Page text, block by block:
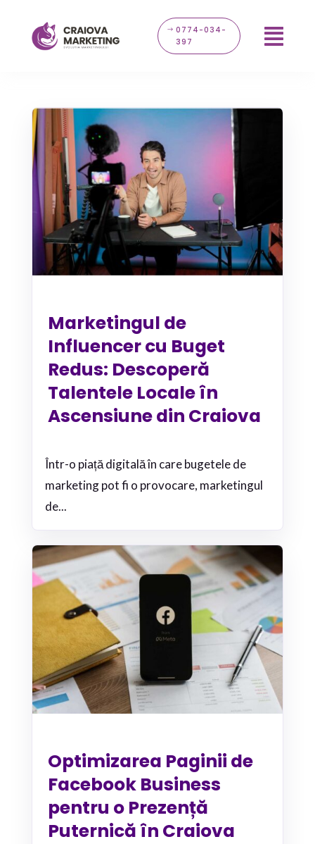
0774-034-
397

Marketingul de
Influencer cu Buget
Redus: Descoperă
Talentele Locale în
Ascensiune din Craiova
Într-o piață digitală în care bugetele de
marketing pot fi o provocare, marketingul
de...
Optimizarea Paginii de
Facebook Business
pentru o Prezență
Puternică în Craiova